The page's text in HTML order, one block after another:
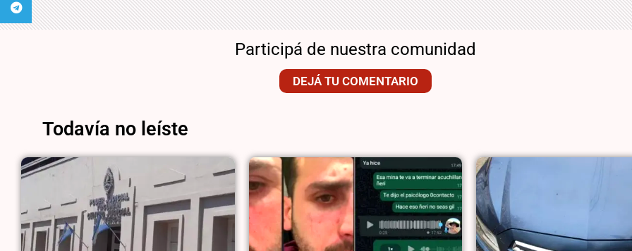
Participá de nuestra comunidad
DEJÁ TU COMENTARIO
Todavía no leíste